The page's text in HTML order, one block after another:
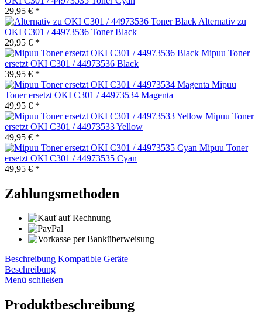
29,95 € *
Alternativ zu
OKI C301 / 44973536 Toner Black
29,95 € *
Mipuu Toner
ersetzt OKI C301 / 44973536 Black
39,95 € *
Mipuu
Toner ersetzt OKI C301 / 44973534 Magenta
49,95 € *
Mipuu Toner
ersetzt OKI C301 / 44973533 Yellow
49,95 € *
Mipuu Toner
ersetzt OKI C301 / 44973535 Cyan
49,95 € *
Zahlungsmethoden
Beschreibung Kompatible Geräte
Beschreibung
Menü schließen
Produktbeschreibung